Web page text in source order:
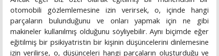
otomobili gözlemlemesine izin verirsek, o, içinde hangi
parçaların bulunduğunu ve onları yapmak için ne gibi
makineler kullanılmış olduğunu söyliyebilir. Aynı biçimde eğer
eğitilmiş bir psikiyatristin bir kişinin düşüncelerini dinlemesine
izin verilirse, o, düşünceleri hangi parçaların oluşturduğu ve